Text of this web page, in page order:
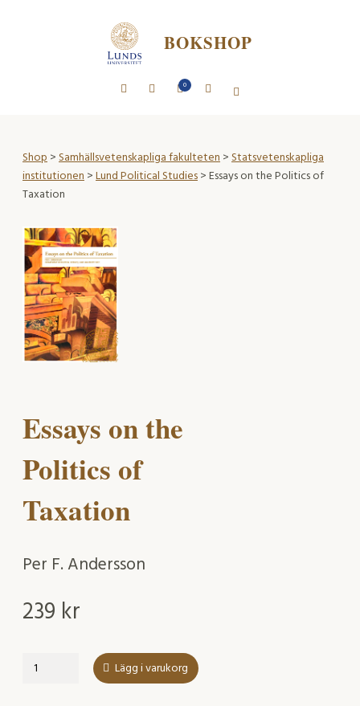
BOKSHOP
0
Shop>Samhällsvetenskapliga fakulteten>Statsvetenskapliga
institutionen>Lund Political Studies> Essays on the Politics of
Taxation
Essays on the
Politics of
Taxation
Per F. Andersson
239 kr
Essays
Lägg i varukorg